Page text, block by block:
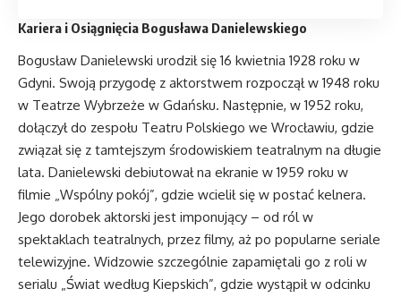
Kariera i Osiągnięcia Bogusława Danielewskiego
Bogusław Danielewski urodził się 16 kwietnia 1928 roku w
Gdyni. Swoją przygodę z aktorstwem rozpoczął w 1948 roku
w Teatrze Wybrzeże w Gdańsku. Następnie, w 1952 roku,
dołączył do zespołu Teatru Polskiego we Wrocławiu, gdzie
związał się z tamtejszym środowiskiem teatralnym na długie
lata. Danielewski debiutował na ekranie w 1959 roku w
filmie „Wspólny pokój”, gdzie wcielił się w postać kelnera.
Jego dorobek aktorski jest imponujący – od ról w
spektaklach teatralnych, przez filmy, aż po popularne seriale
telewizyjne. Widzowie szczególnie zapamiętali go z roli w
serialu „Świat według Kiepskich”, gdzie wystąpił w odcinku